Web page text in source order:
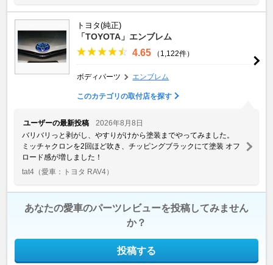
トヨタ(純正)
「TOYOTA」エンブレム
4.65 （1,122件）
ボディパーツ エンブレム
このカテゴリの取付店を探す
ユーザーの最新投稿
2026年8月8日
バリバリっと剥がし、やすりがけから塗装までやってみました。
ミッチャクロンを2回ほど吹き、チッピングブラックにて塗装 オフ
ロード感が増しました！
tat4 （愛車：トヨタ RAV4）
あなたの愛車のパーツレビューを投稿してみません
か？
投稿する